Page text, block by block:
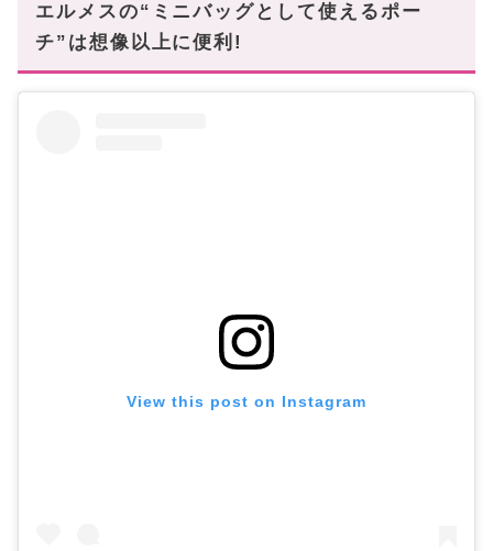
逸品!
エルメスの“ミニバッグとして使えるポー
チ”は想像以上に便利!
View this post on Instagram